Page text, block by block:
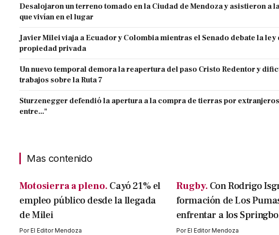
Desalojaron un terreno tomado en la Ciudad de Mendoza y asistieron a
que vivían en el lugar
Javier Milei viaja a Ecuador y Colombia mientras el Senado debate la ley
propiedad privada
Un nuevo temporal demora la reapertura del paso Cristo Redentor y
trabajos sobre la Ruta 7
Sturzenegger defendió la apertura a la compra de tierras por
entre..."
Mas contenido
Motosierra a pleno. Cayó 21% el
empleo público desde la llegada
de Milei
PorEl Editor Mendoza
Rugby. Con Rodrigo
formación de Los
enfrentar a los
PorEl Editor Mendoza